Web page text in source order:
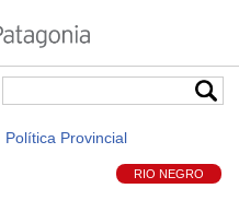
Política Provincial
RIO NEGRO